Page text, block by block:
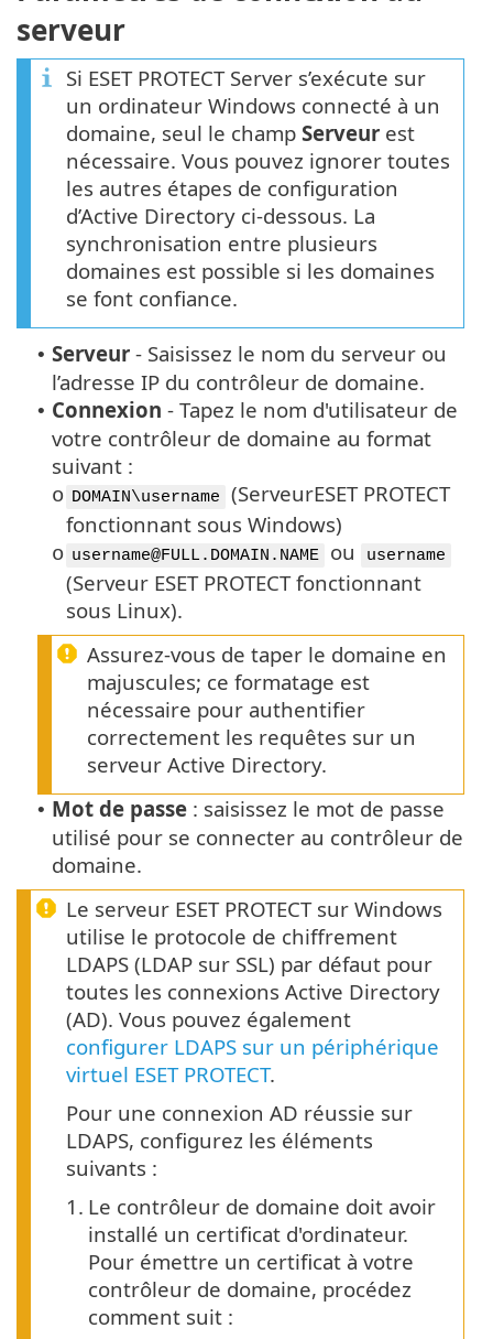
serveur
Si ESET PROTECT Server s’exécute sur
un ordinateur Windows connecté à un
domaine, seul le champ Serveur est
nécessaire. Vous pouvez ignorer toutes
les autres étapes de configuration
d’Active Directory ci-dessous. La
synchronisation entre plusieurs
domaines est possible si les domaines
se font confiance.
• Serveur - Saisissez le nom du serveur ou
l’adresse IP du contrôleur de domaine.
• Connexion - Tapez le nom d'utilisateur de
votre contrôleur de domaine au format
suivant :
o DOMAIN\username
(ServeurESET PROTECT
fonctionnant sous Windows)
o username@FULL.DOMAIN.NAME ou username
(Serveur ESET PROTECT fonctionnant
sous Linux).
Assurez-vous de taper le domaine en
majuscules; ce formatage est
nécessaire pour authentifier
correctement les requêtes sur un
serveur Active Directory.
• Mot de passe : saisissez le mot de passe
utilisé pour se connecter au contrôleur de
domaine.
Le serveur ESET PROTECT sur Windows
utilise le protocole de chiffrement
LDAPS (LDAP sur SSL) par défaut pour
toutes les connexions Active Directory
(AD). Vous pouvez également
configurer LDAPS sur un périphérique
virtuel ESET PROTECT.
Pour une connexion AD réussie sur
LDAPS, configurez les éléments
suivants :
1. Le contrôleur de domaine doit avoir
installé un certificat d'ordinateur.
Pour émettre un certificat à votre
contrôleur de domaine, procédez
comment suit :